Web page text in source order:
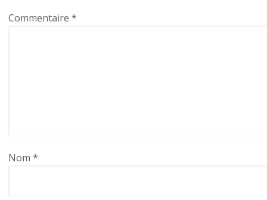
Commentaire *
Nom *